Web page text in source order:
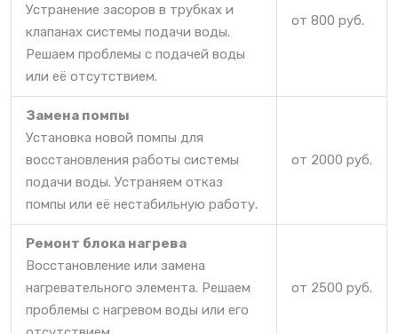
Устранение засоров в трубках и
клапанах системы подачи воды.
Решаем проблемы с подачей воды
или её отсутствием.
от 800 руб.
Замена помпы
Установка новой помпы для
восстановления работы системы
подачи воды. Устраняем отказ
помпы или её нестабильную работу.
от 2000 руб.
Ремонт блока нагрева
Восстановление или замена
нагревательного элемента. Решаем
проблемы с нагревом воды или его
от 2500 руб.